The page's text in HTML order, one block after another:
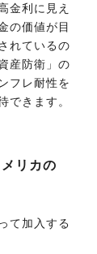
金利に見え
の価値が目
れているの
産防衛」の
フレ耐性を
できます。
リカの
て加入する